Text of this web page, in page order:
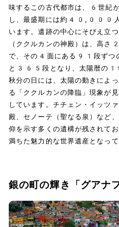
味するこの古代都市は、6世
し、最盛期には約40,000人
います。遺跡の中心にそびえ立
（ククルカンの神殿）は、高
で、その4面にある91段ずつ
と365段となり、太陽暦の1年
秋分の日には、太陽の動きによ
る「ククルカンの降臨」現象が
しています。チチェン・イッツ
殿、セノーテ（聖なる泉）など
仰を示す多くの遺構が残されて
満ちた魅力的な世界遺産となって
銀の町の輝き「グアナ